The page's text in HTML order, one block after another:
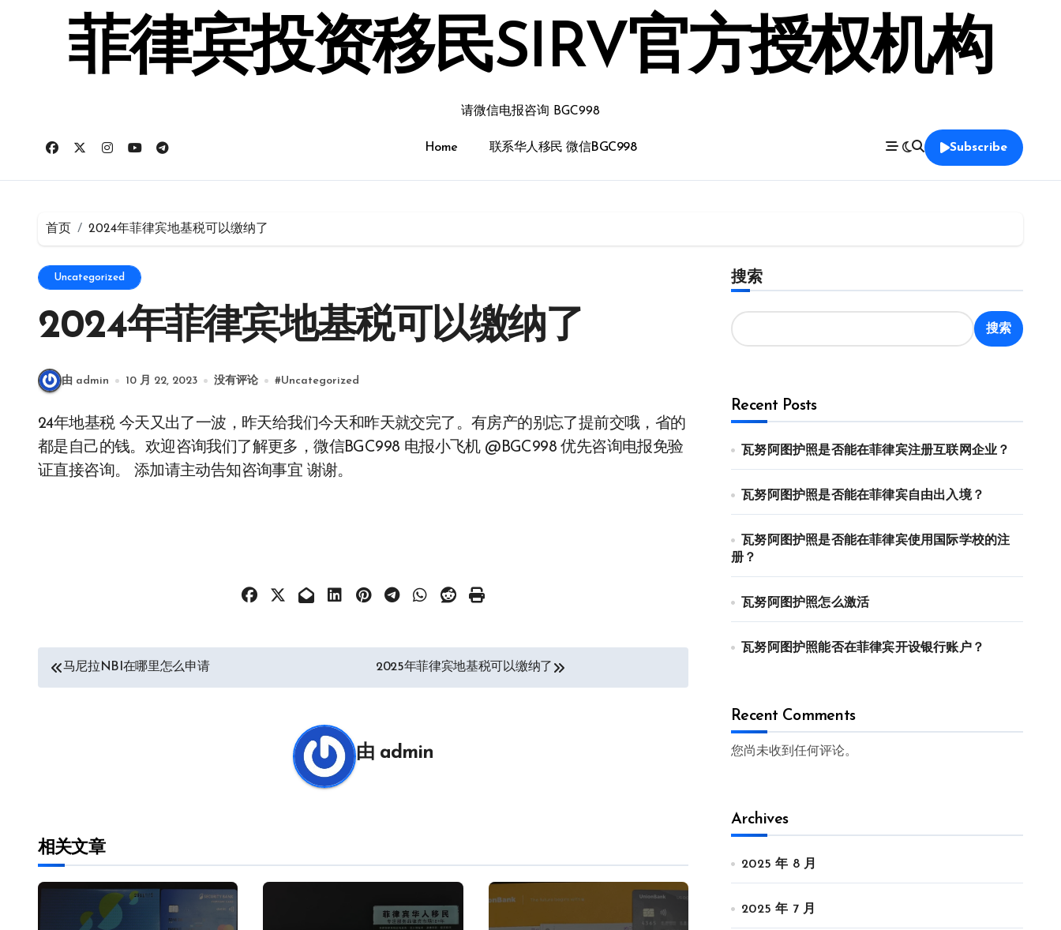
菲律宾投资移民SIRV官方授权机构
请微信电报咨询 BGC998
Home 联系华人移民 微信BGC998 Subscribe
首页 2024年菲律宾地基税可以缴纳了
Uncategorized
2024年菲律宾地基税可以缴纳了
由 admin 10 月 22, 2023 没有评论 #Uncategorized
24年地基税 今天又出了一波，昨天给我们今天和昨天就交完了。有房产的别忘了提前交哦，省的
都是自己的钱。欢迎咨询我们了解更多，微信BGC998 电报小飞机 @BGC998 优先咨询电报免验
证直接咨询。 添加请主动告知咨询事宜 谢谢。
文马尼拉NBI在哪里怎么申请 2025年菲律宾地基税可以缴纳了
由 admin
相关文章
搜索
搜索
Recent Posts
瓦努阿图护照是否能在菲律宾注册互联网企业？
瓦努阿图护照是否能在菲律宾自由出入境？
瓦努阿图护照是否能在菲律宾使用国际学校的注
册？
瓦努阿图护照怎么激活
瓦努阿图护照能否在菲律宾开设银行账户？
Recent Comments
您尚未收到任何评论。
Archives
2025 年 8 月
2025 年 7 月